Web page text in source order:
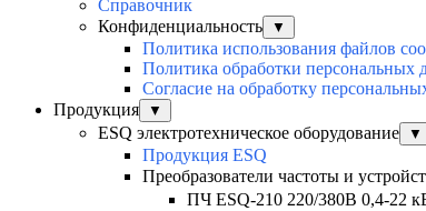
Справочник
Конфиденциальность
▼
Политика использования файлов
Политика обработки персональных
Согласие на обработку
Продукция
▼
ESQ электротехническое оборудование ▼
Продукция ESQ
Преобразователи частоты и
ПЧ ESQ-210 220/380В 0,4-22